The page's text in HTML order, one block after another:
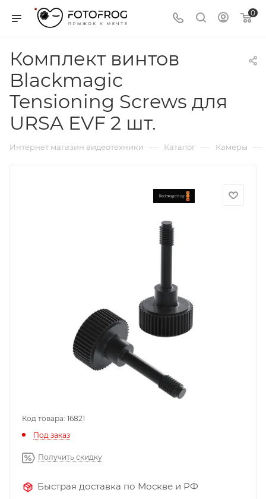
0
Комплект винтов
Blackmagic
Tensioning Screws для
URSA EVF 2 шт.
Интернет магазин видеотехники — Каталог — Камеры —
Код товара: 16821
Под заказ
Получить скидку
Быстрая доставка по Москве и РФ